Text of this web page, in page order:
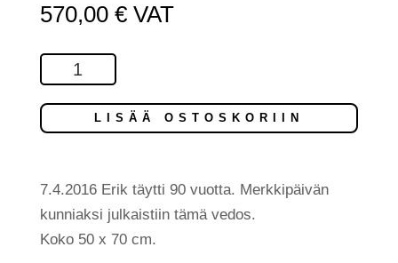
570,00 € VAT
Neitoperhonen-
vedos,
signeerattu
määrä
LISÄÄ OSTOSKORIIN
7.4.2016 Erik täytti 90 vuotta. Merkkipäivän
kunniaksi julkaistiin tämä vedos.
Koko 50 x 70 cm.